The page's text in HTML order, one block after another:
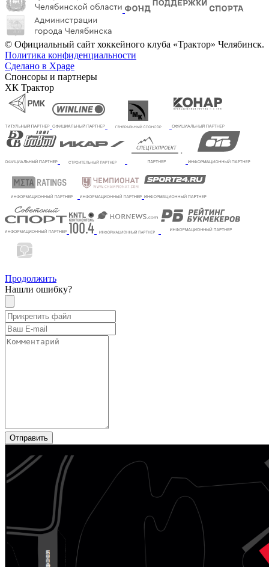
© Официальный сайт хоккейного клуба «Трактор» Челябинск.
Политика конфиденциальности
Сделано в Xpage
Спонсоры и партнеры
ХК Трактор
Продолжить
Нашли ошибку?